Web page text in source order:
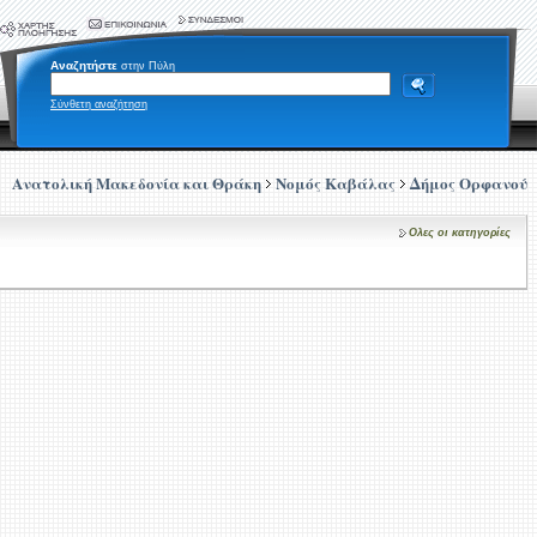
Αναζητήστε στην Πύλη
Σύνθετη αναζήτηση
Ανατολική Μακεδονία και Θράκη Νομός Καβάλας Δήμος Ορφανού
Ολες οι κατηγορίες